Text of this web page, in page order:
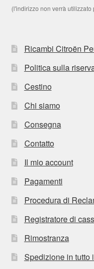
(l'indirizzo non verrà
Ricambi Citroën
Politica sulla
Cestino
Chi siamo
Consegna
Contatto
Il mio account
Pagamenti
Procedura di
Registratore di
Rimostranza
Spedizione in tutto